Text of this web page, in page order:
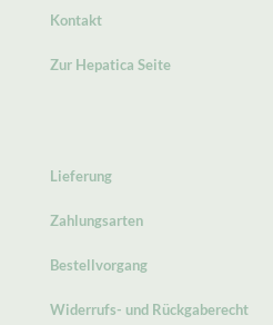
Kontakt
Zur Hepatica Seite
Lieferung
Zahlungsarten
Bestellvorgang
Widerrufs- und Rückgaberecht